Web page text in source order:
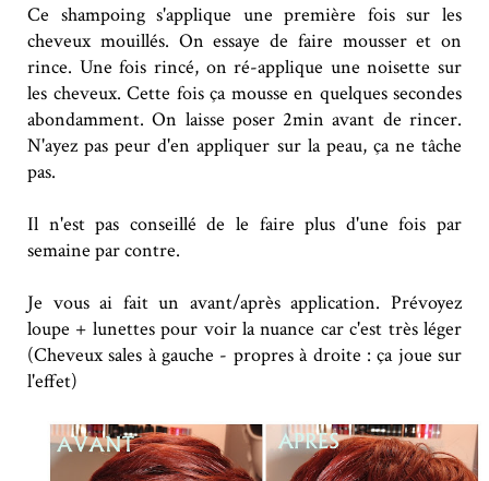
Ce shampoing s'applique une première fois sur les
cheveux mouillés. On essaye de faire mousser et on
rince. Une fois rincé, on ré-applique une noisette sur
les cheveux. Cette fois ça mousse en quelques secondes
abondamment. On laisse poser 2min avant de rincer.
N'ayez pas peur d'en appliquer sur la peau, ça ne tâche
pas.
Il n'est pas conseillé de le faire plus d'une fois par
semaine par contre.
Je vous ai fait un avant/après application. Prévoyez
loupe + lunettes pour voir la nuance car c'est très léger
(Cheveux sales à gauche - propres à droite : ça joue sur
l'effet)